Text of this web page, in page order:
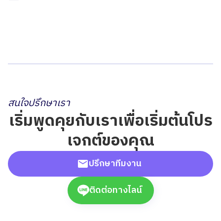
สนใจปรึกษาเรา
เริ่มพูดคุยกับเราเพื่อเริ่มต้นโปร
เจกต์ของคุณ
ปรึกษาทีมงาน
ติดต่อทางไลน์